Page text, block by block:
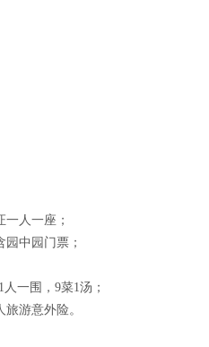
人一座；
中园门票；
一围，9菜1汤；
游意外险。